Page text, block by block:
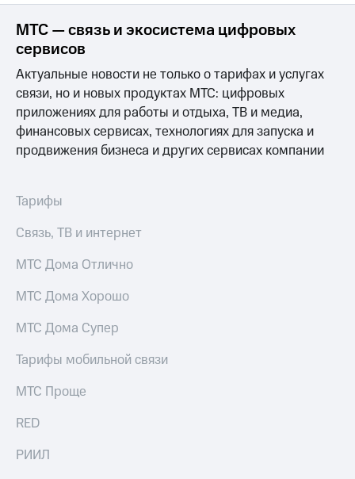
тарифом
Тарифы
Интернет,
ТВ и телефон
для дома
Услуги
интернет
Домашнее
ТВ
Домашний
Перейти
Скачать
приложение
Мой
МТС
Акции
Видеонаблюдение
для дома
Premium
на гигабайты
фильмы,
и многое
группа
МТС — связь и экосистема цифровых
сервисов
Актуальные новости не только о тарифах и услугах
связи, но и новых продуктах МТС: цифровых
приложениях для работы и отдыха, ТВ и медиа,
финансовых сервисах, технологиях для запуска и
продвижения бизнеса и других сервисах компании
Тарифы
Связь, ТВ и интернет
МТС Дома Отлично
МТС Дома Хорошо
МТС Дома Супер
Тарифы мобильной связи
МТС Проще
RED
РИИЛ